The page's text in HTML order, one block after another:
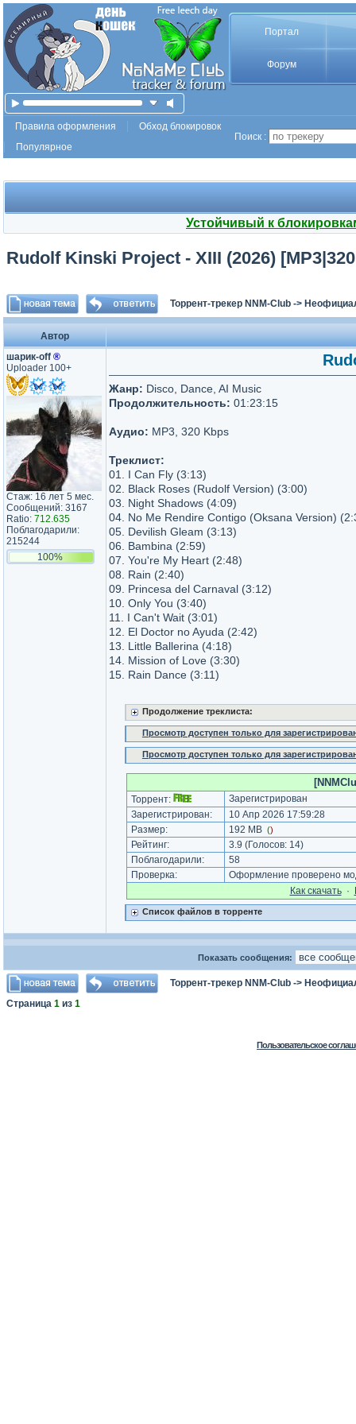
Портал
Форум
Правила оформления
Обход блокировок
Популярное
Поиск :
Устойчивый к
Rudolf Kinski Project - XIII (2026)
Торрент-трекер NNM-Club ->
Автор
шарик-off ®
Uploader 100+
Стаж: 16 лет 5 мес.
Сообщений: 3167
Ratio: 712.635
Поблагодарили:
215244
100%
Жанр: Disco, Dance, AI Music
Продолжительность: 01:23:15
Аудио: MP3, 320 Kbps
Треклист:
01. I Can Fly (3:13)
02. Black Roses (Rudolf Version) (3:00)
03. Night Shadows (4:09)
04. No Me Rendire Contigo (Oksana Version)
05. Devilish Gleam (3:13)
06. Bambina (2:59)
07. You're My Heart (2:48)
08. Rain (2:40)
09. Princesa del Carnaval (3:12)
10. Only You (3:40)
11. I Can't Wait (3:01)
12. El Doctor no Ayuda (2:42)
13. Little Ballerina (4:18)
14. Mission of Love (3:30)
15. Rain Dance (3:11)
Продолжение треклиста:
Просмотр доступен только для
Просмотр доступен только для
Торрент:
Зарегистрирован
Зарегистрирован:
10 Апр 2026 17:59:28
Размер:
192 MB ()
Рейтинг: 3.9 (Голосов: 14)
Поблагодарили:
58
Проверка:
Оформление проверено
Как cкачать·
Список файлов в торренте
Показать сообщения:
Торрент-трекер NNM-Club ->
Страница 1 из 1
Пользовательское